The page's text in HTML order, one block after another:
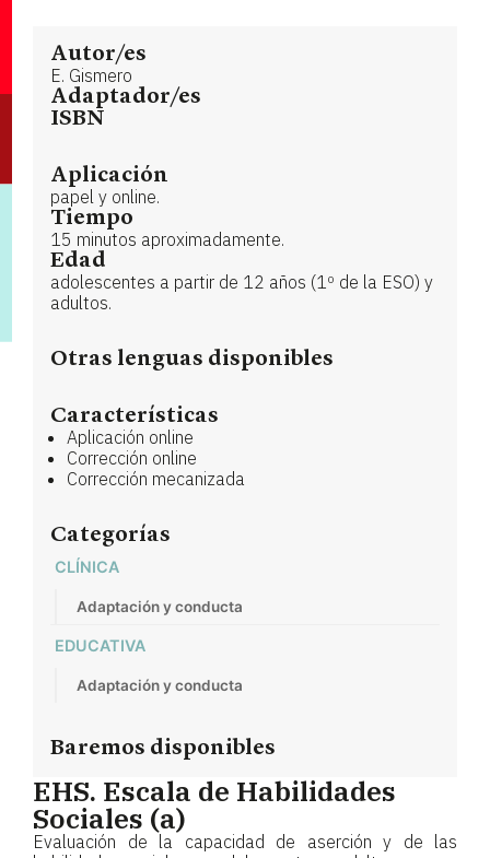
Autor/es
E. Gismero
Adaptador/es
ISBN
Aplicación
papel y online.
Tiempo
15 minutos aproximadamente.
Edad
adolescentes a partir de 12 años (1º de la ESO) y
adultos.
Otras lenguas disponibles
Características
Aplicación online
Corrección online
Corrección mecanizada
Categorías
CLÍNICA
Adaptación y conducta
EDUCATIVA
Adaptación y conducta
Baremos disponibles
EHS. Escala de Habilidades
Sociales (a)
Evaluación de la capacidad de aserción y de las